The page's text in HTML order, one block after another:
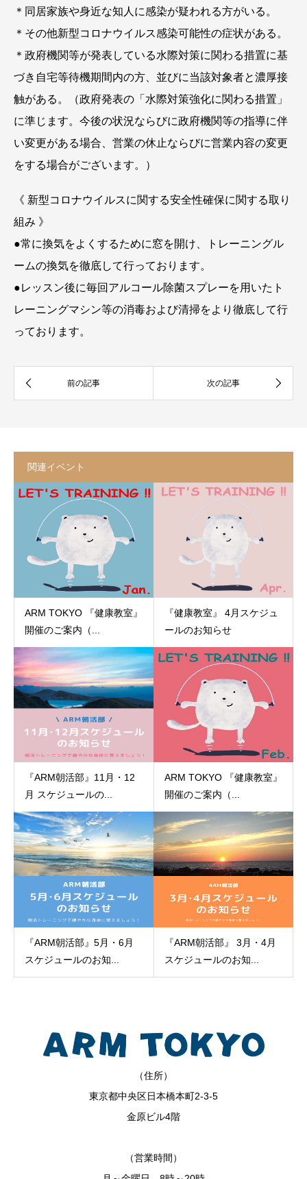
＊同居家族や身近な知人に感染が疑われる方がいる。
＊その他新型コロナウイルス感染可能性の症状がある。
＊政府機関等が発表している水際対策に関わる措置に基
づき自宅等待機期間内の方、並びに当該対象者と濃厚接
触がある。（政府発表の「水際対策強化に関わる措置」
に準じます。今後の状況ならびに政府機関等の指導に伴
い変更がある場合、営業の休止ならびに営業内容の変更
をする場合がございます。）
《 新型コロナウイルスに関する安全性確保に関する取り
組み 》
●常に換気をよくするために窓を開け、トレーニングル
ームの換気を徹底して行っております。
●レッスン後に毎回アルコール除菌スプレーを用いたト
レーニングマシン等の消毒および清掃をより徹底して行
っております。
関連イベント
ARM TOKYO 『健康教室』
開催のご案内（...
『健康教室』 4月スケジュ
ールのお知らせ
『ARM朝活部』11月・12
月 スケジュールの...
ARM TOKYO 『健康教室』
開催のご案内（...
『ARM朝活部』5月・6月
スケジュールのお知...
『ARM朝活部』 3月・4月
スケジュールのお知...
（住所）
東京都中央区日本橋本町2-3-5
金原ビル4階
（営業時間）